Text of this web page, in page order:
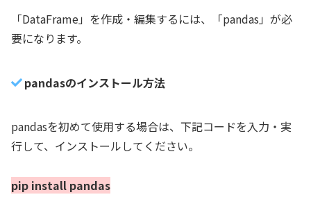
「DataFrame」を作成・編集するには、「pandas」が必
要になります。
pandasのインストール方法
pandasを初めて使用する場合は、下記コードを入力・実
行して、インストールしてください。
pip install pandas